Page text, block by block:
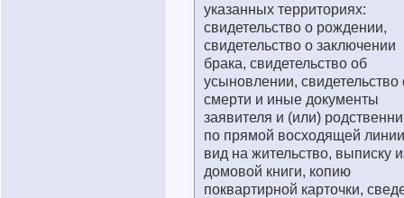
указанных территориях:
свидетельство о рождении,
свидетельство о заключении
брака, свидетельство об
усыновлении, свидетельство
смерти и иные документы
заявителя и (или)
по прямой восходящей
вид на жительство, выписку
домовой книги, копию
поквартирной карточки,